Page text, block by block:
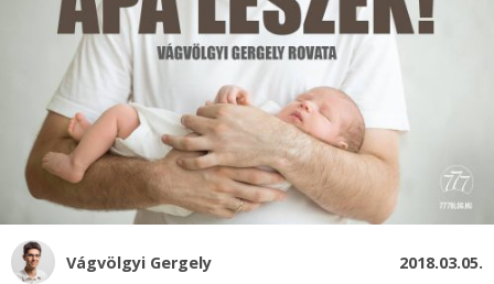
Vágvölgyi Gergely 2018.03.05.